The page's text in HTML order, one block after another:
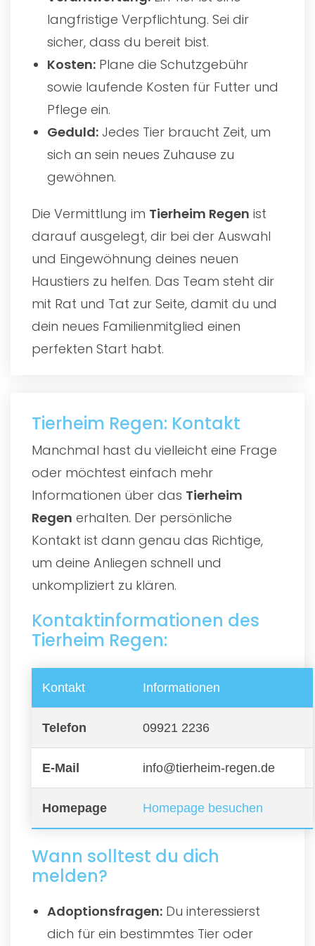
langfristige Verpflichtung. Sei dir
sicher, dass du bereit bist.
Kosten: Plane die Schutzgebühr
sowie laufende Kosten für Futter und
Pflege ein.
Geduld: Jedes Tier braucht Zeit, um
sich an sein neues Zuhause zu
gewöhnen.
Die Vermittlung im Tierheim Regen ist
darauf ausgelegt, dir bei der Auswahl
und Eingewöhnung deines neuen
Haustiers zu helfen. Das Team steht dir
mit Rat und Tat zur Seite, damit du und
dein neues Familienmitglied einen
perfekten Start habt.
Tierheim Regen: Kontakt
Manchmal hast du vielleicht eine Frage
oder möchtest einfach mehr
Informationen über das Tierheim
Regen erhalten. Der persönliche
Kontakt ist dann genau das Richtige,
um deine Anliegen schnell und
unkompliziert zu klären.
Kontaktinformationen des
Tierheim Regen:
Kontakt Informationen
Telefon 09921 2236
E-Mail info@tierheim-regen.de
Homepage Homepage besuchen
Wann solltest du dich
melden?
Adoptionsfragen: Du interessierst
dich für ein bestimmtes Tier oder